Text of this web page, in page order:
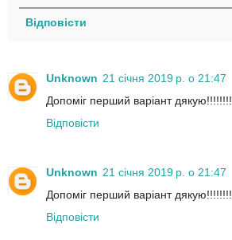
Відповісти
Unknown 21 січня 2019 р. о 21:47
Допоміг перший варіант дякую!!!!!!!!
Відповісти
Unknown 21 січня 2019 р. о 21:47
Допоміг перший варіант дякую!!!!!!!!
Відповісти